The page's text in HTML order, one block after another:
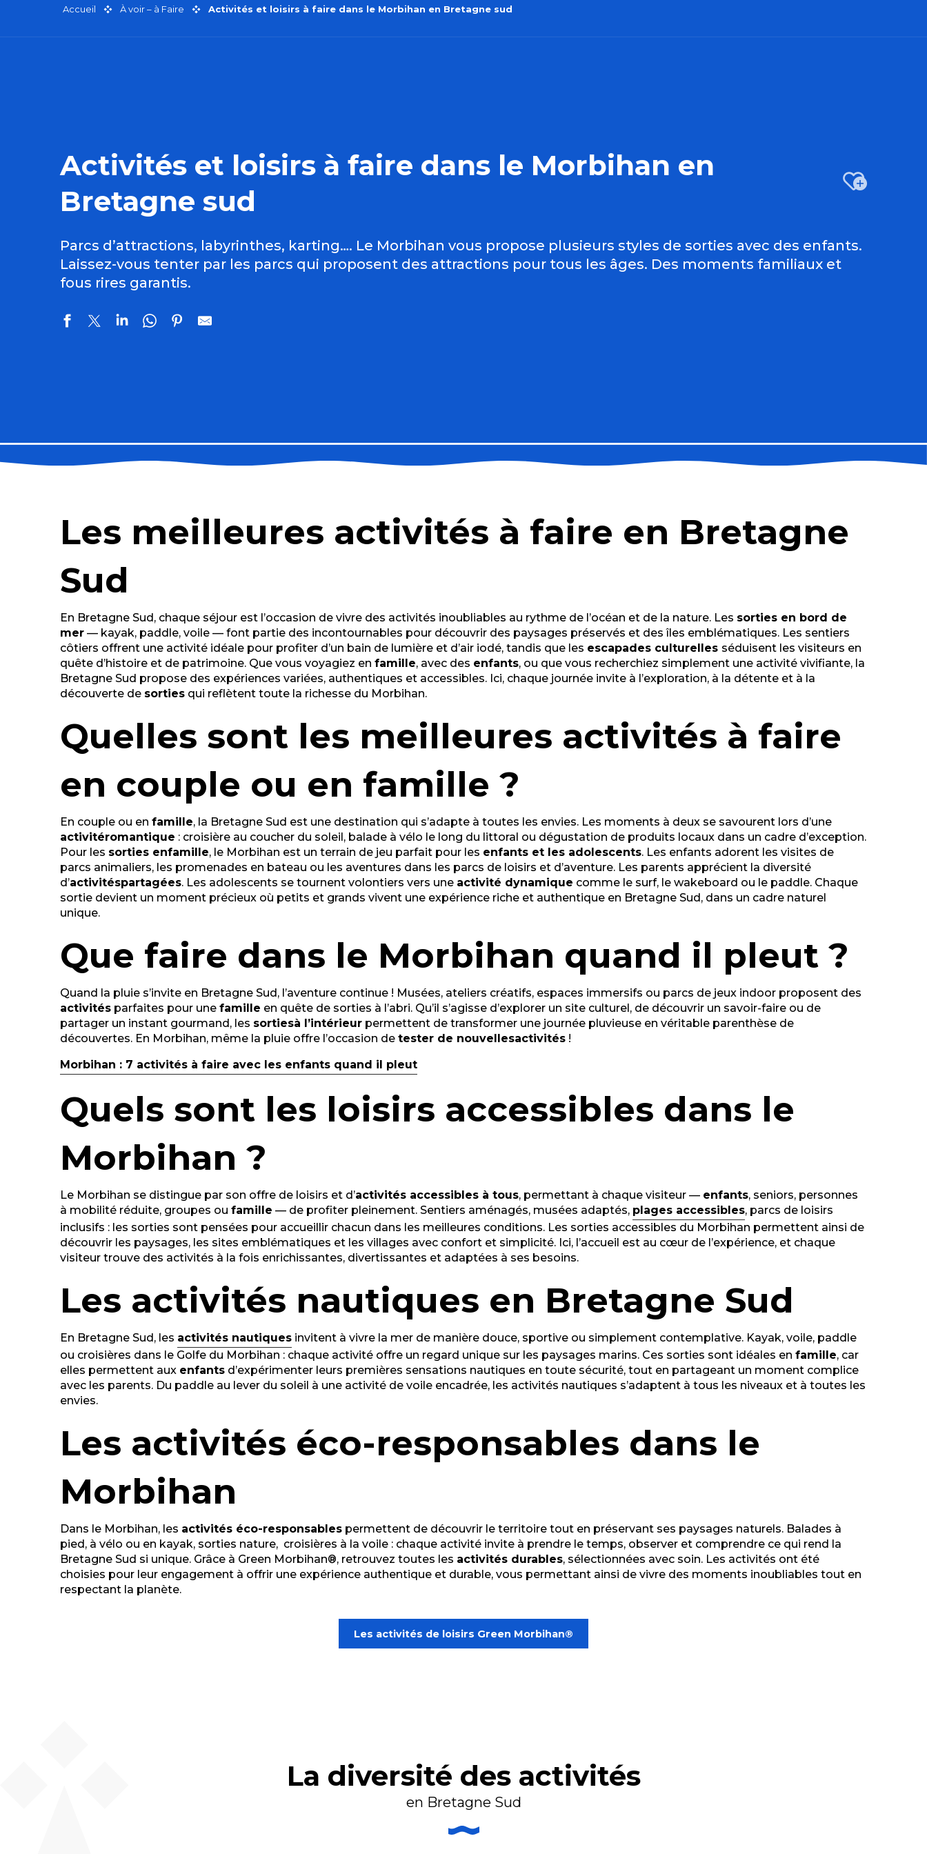
Accueil À voir – à Faire Activités et loisirs à faire dans le Morbihan en Bretagne sud
Activités et loisirs à faire dans le Morbihan en
Bretagne sud
Parcs d’attractions, labyrinthes, karting…. Le Morbihan vous propose plusieurs styles de sorties avec des enfants.
Laissez-vous tenter par les parcs qui proposent des attractions pour tous les âges. Des moments familiaux et
fous rires garantis.
Salle L'Agapanthe
Office de tourisme de Questembert - Rochefort en Terre Tourisme
Zygo Comédie
La Plage - Piscine découverte
Tour des Anglais
Plage du Conguel
Les meilleures activités à faire en Bretagne
Sud
En Bretagne Sud, chaque séjour est l’occasion de vivre des activités inoubliables au rythme de l’océan et de la nature. Les sorties en bord de
mer — kayak, paddle, voile — font partie des incontournables pour découvrir des paysages préservés et des îles emblématiques. Les sentiers
côtiers offrent une activité idéale pour profiter d’un bain de lumière et d’air iodé, tandis que les escapades culturelles séduisent les visiteurs en
quête d’histoire et de patrimoine. Que vous voyagiez en famille, avec des enfants, ou que vous recherchiez simplement une activité vivifiante, la
Bretagne Sud propose des expériences variées, authentiques et accessibles. Ici, chaque journée invite à l’exploration, à la détente et à la
découverte de sorties qui reflètent toute la richesse du Morbihan.
Quelles sont les meilleures activités à faire
en couple ou en famille ?
En couple ou en famille, la Bretagne Sud est une destination qui s’adapte à toutes les envies. Les moments à deux se savourent lors d’une
activitéromantique : croisière au coucher du soleil, balade à vélo le long du littoral ou dégustation de produits locaux dans un cadre d’exception.
Pour les sorties enfamille, le Morbihan est un terrain de jeu parfait pour les enfants et les adolescents. Les enfants adorent les visites de
parcs animaliers, les promenades en bateau ou les aventures dans les parcs de loisirs et d’aventure. Les parents apprécient la diversité
d’activitéspartagées. Les adolescents se tournent volontiers vers une activité dynamique comme le surf, le wakeboard ou le paddle. Chaque
sortie devient un moment précieux où petits et grands vivent une expérience riche et authentique en Bretagne Sud, dans un cadre naturel
unique.
Que faire dans le Morbihan quand il pleut ?
Quand la pluie s’invite en Bretagne Sud, l’aventure continue ! Musées, ateliers créatifs, espaces immersifs ou parcs de jeux indoor proposent des
activités parfaites pour une famille en quête de sorties à l’abri. Qu’il s’agisse d’explorer un site culturel, de découvrir un savoir-faire ou de
partager un instant gourmand, les sortiesà l’intérieur permettent de transformer une journée pluvieuse en véritable parenthèse de
découvertes. En Morbihan, même la pluie offre l’occasion de tester de nouvellesactivités !
Morbihan : 7 activités à faire avec les enfants quand il pleut
Quels sont les loisirs accessibles dans le
Morbihan ?
Le Morbihan se distingue par son offre de loisirs et d’activités accessibles à tous, permettant à chaque visiteur — enfants, seniors, personnes
à mobilité réduite, groupes ou famille — de profiter pleinement. Sentiers aménagés, musées adaptés, plages accessibles, parcs de loisirs
inclusifs : les sorties sont pensées pour accueillir chacun dans les meilleures conditions. Les sorties accessibles du Morbihan permettent ainsi de
découvrir les paysages, les sites emblématiques et les villages avec confort et simplicité. Ici, l’accueil est au cœur de l’expérience, et chaque
visiteur trouve des activités à la fois enrichissantes, divertissantes et adaptées à ses besoins.
Les activités nautiques en Bretagne Sud
En Bretagne Sud, les activités nautiques invitent à vivre la mer de manière douce, sportive ou simplement contemplative. Kayak, voile, paddle
ou croisières dans le Golfe du Morbihan : chaque activité offre un regard unique sur les paysages marins. Ces sorties sont idéales en famille, car
elles permettent aux enfants d’expérimenter leurs premières sensations nautiques en toute sécurité, tout en partageant un moment complice
avec les parents. Du paddle au lever du soleil à une activité de voile encadrée, les activités nautiques s’adaptent à tous les niveaux et à toutes les
envies.
Les activités éco-responsables dans le
Morbihan
Dans le Morbihan, les activités éco-responsables permettent de découvrir le territoire tout en préservant ses paysages naturels. Balades à
pied, à vélo ou en kayak, sorties nature, croisières à la voile : chaque activité invite à prendre le temps, observer et comprendre ce qui rend la
Bretagne Sud si unique. Grâce à Green Morbihan®, retrouvez toutes les activités durables, sélectionnées avec soin. Les activités ont été
choisies pour leur engagement à offrir une expérience authentique et durable, vous permettant ainsi de vivre des moments inoubliables tout en
respectant la planète.
Les activités de loisirs Green Morbihan®
La diversité des activités
en Bretagne Sud